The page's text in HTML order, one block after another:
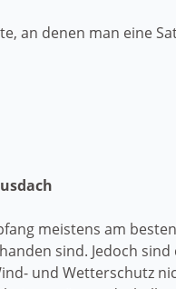
an denen man eine
meistens am
sind. Jedoch sind
und Wetterschutz